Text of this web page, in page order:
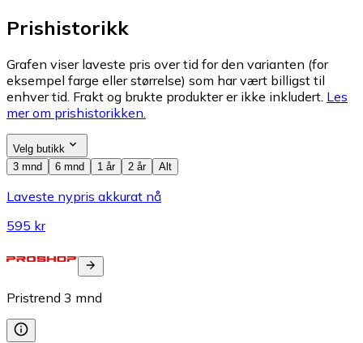
Prishistorikk
Grafen viser laveste pris over tid for den varianten (for
eksempel farge eller størrelse) som har vært billigst til
enhver tid. Frakt og brukte produkter er ikke inkludert. Les
mer om prishistorikken.
Velg butikk
3 mnd
6 mnd 1 år 2 år Alt
Laveste nypris akkurat nå
595 kr
Pristrend 3 mnd